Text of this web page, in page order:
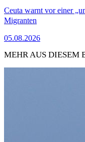
Ceuta warnt vor einer
Migranten
05.08.2026
MEHR AUS DIESEM